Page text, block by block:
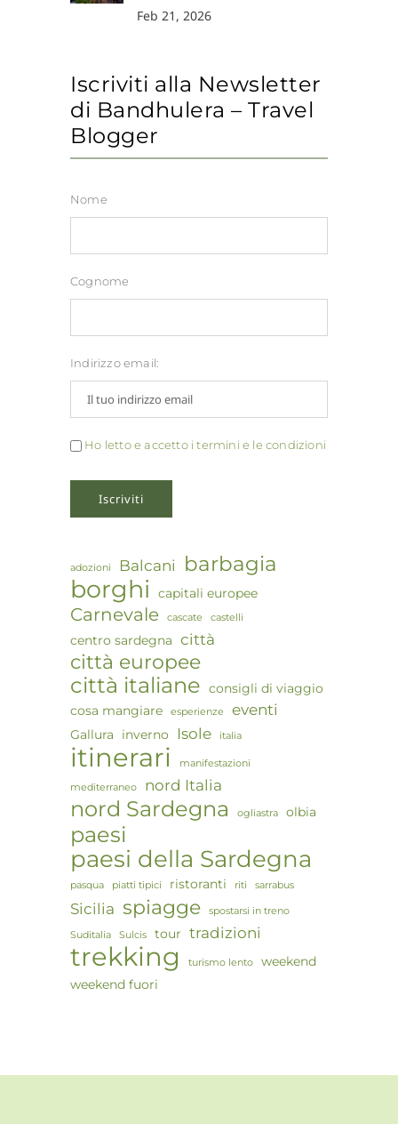
Feb 21, 2026
Iscriviti alla Newsletter
di Bandhulera – Travel
Blogger
Nome
Cognome
Indirizzo email:
Ho letto e accetto i termini e le condizioni
adozioni Balcani barbagia
borghi capitali europee
Carnevale cascate castelli
centro sardegna città
città europee
città italiane consigli di viaggio
cosa mangiare
esperienze eventi
Gallura inverno Isole italia
itinerari manifestazioni
mediterraneo nord Italia
nord Sardegna ogliastra olbia
paesi
paesi della Sardegna
pasqua piatti tipici ristoranti riti sarrabus
Sicilia spiagge spostarsi in treno
Suditalia Sulcis tour tradizioni
trekking turismo lento
weekend
weekend fuori